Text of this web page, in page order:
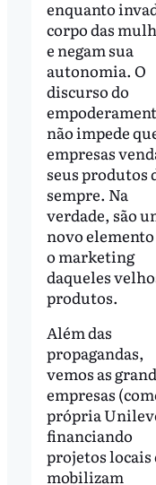
enquanto
corpo das
e negam sua
autonomia. O
discurso do
não impede
empresas
seus produtos
sempre. Na
verdade, são
novo
o marketing
daqueles
produtos.
Além das
propagandas,
vemos as
empresas
própria
financiando
projetos locais
mobilizam